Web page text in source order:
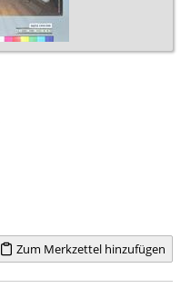
Zum Merkzettel hinzufügen